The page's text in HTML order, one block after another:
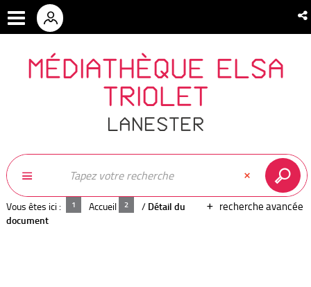
MÉDIATHÈQUE ELSA
TRIOLET
LANESTER
recherche avancée
Vous êtes ici : Accueil / Détail du
document